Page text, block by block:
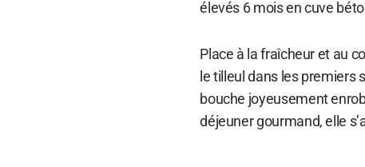
élevés 6 mois en cuve
Place à la fraîcheur et au
le tilleul dans les premiers
bouche joyeusement
déjeuner gourmand, elle